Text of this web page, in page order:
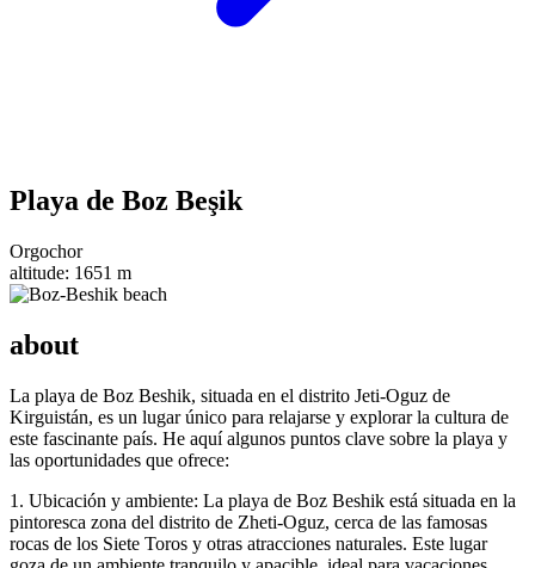
Playa de Boz Beşik
Orgochor
altitude: 1651 m
about
La playa de Boz Beshik, situada en el distrito Jeti-Oguz de
Kirguistán, es un lugar único para relajarse y explorar la cultura de
este fascinante país. He aquí algunos puntos clave sobre la playa y
las oportunidades que ofrece:
1. Ubicación y ambiente: La playa de Boz Beshik está situada en la
pintoresca zona del distrito de Zheti-Oguz, cerca de las famosas
rocas de los Siete Toros y otras atracciones naturales. Este lugar